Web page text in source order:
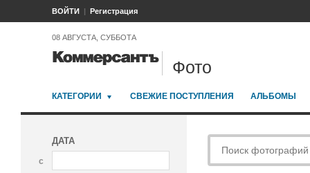
ВОЙТИ Регистрация
08 АВГУСТА, СУББОТА
Фото
КАТЕГОРИИ СВЕЖИЕ ПОСТУПЛЕНИЯ АЛЬБОМЫ
ДАТА
с